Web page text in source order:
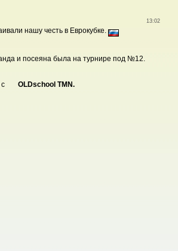
13:02
нашу честь в Еврокубке.
и посеяна была на турнире под №12.
OLDschool TMN.